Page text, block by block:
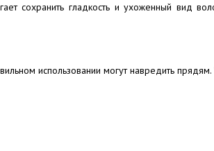
сохранить гладкость и ухоженный вид
использовании могут навредить прядям.